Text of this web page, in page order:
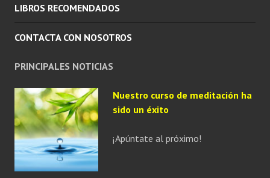
LIBROS RECOMENDADOS
CONTACTA CON NOSOTROS
PRINCIPALES NOTICIAS
Nuestro curso de meditación ha
sido un éxito
¡Apúntate al próximo!